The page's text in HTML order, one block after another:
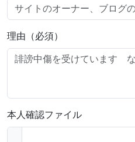
理由（必須）
本人確認ファイル